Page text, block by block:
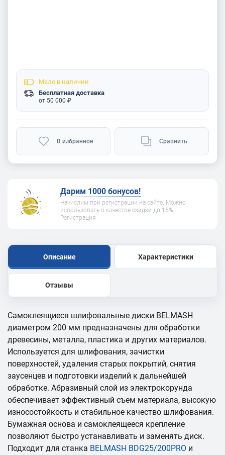
Мало в наличии
Бесплатная доставка
от 50 000 ₽
В избранное Сравнить
Дарим 1000 бонусов!
Начислим при регистрации на сайте. Можно
использовать в качестве скидки до 15%.
Регистрация
Описание Характеристики
Отзывы
Самоклеящиеся шлифовальные диски BELMASH
диаметром 200 мм предназначены для обработки
древесины, металла, пластика и других материалов.
Используется для шлифования, зачистки
поверхностей, удаления старых покрытий, снятия
заусенцев и подготовки изделий к дальнейшей
обработке. Абразивный слой из электрокорунда
обеспечивает эффективный съем материала, высокую
износостойкость и стабильное качество шлифования.
Бумажная основа и самоклеящееся крепление
позволяют быстро устанавливать и заменять диск.
Подходит для станка BELMASH BDG25/200PRO и